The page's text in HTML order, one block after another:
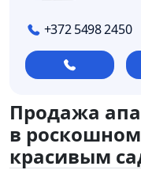
+372 5498 2450
Продажа
в
красивым